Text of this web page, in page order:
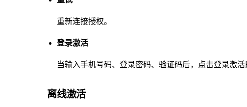
重新连接授权。
登录激活
当输入手机号码、登录密码、验证码后，点击登录激活
离线激活